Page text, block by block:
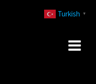
Turkish ▼